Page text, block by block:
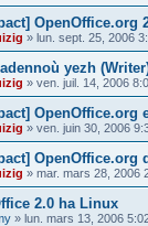
» lun. sept. 25, 2006
yezh
» ven. juil. 14, 2006
OpenOffice.org
» ven. juin 30, 2006
OpenOffice.org
» mar. mars 28, 2006
2.0 ha Linux
» lun. mars 13, 2006